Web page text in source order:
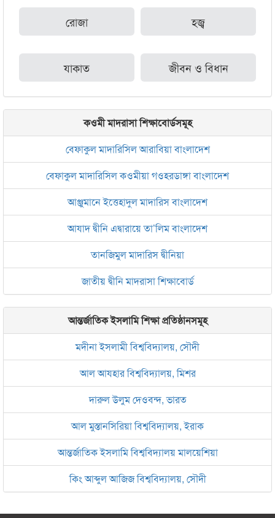
রোজা হজ্ব
যাকাত জীবন ও বিধান
কওমী মাদরাসা শিক্ষাবোর্ডসমূহ
বেফাকুল মাদারিসিল আরাবিয়া বাংলাদেশ
বেফাকুল মাদারিসিল কওমীয়া গওহরডাঙ্গা বাংলাদেশ
আঞ্জুমানে ইত্তেহাদুল মাদারিস বাংলাদেশ
আযাদ দ্বীনি এদ্বারায়ে তা’লিম বাংলাদেশ
তানজিমুল মাদারিস দ্বীনিয়া
জাতীয় দ্বীনি মাদরাসা শিক্ষাবোর্ড
আন্তর্জাতিক ইসলামি শিক্ষা প্রতিষ্ঠানসমূহ
মদীনা ইসলামী বিশ্ববিদ্যালয়, সৌদী
আল আযহার বিশ্ববিদ্যালয়, মিশর
দারুল উলুম দেওবন্দ, ভারত
আল মুস্তানসিরিয়া বিশ্ববিদ্যালয়, ইরাক
আন্তর্জাতিক ইসলামি বিশ্ববিদ্যালয় মালয়েশিয়া
কিং আব্দুল আজিজ বিশ্ববিদ্যালয়, সৌদী